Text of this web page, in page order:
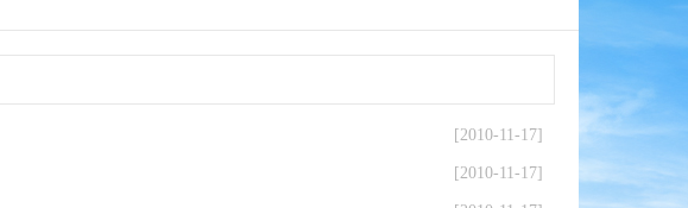
[2010-11-17]
[2010-11-17]